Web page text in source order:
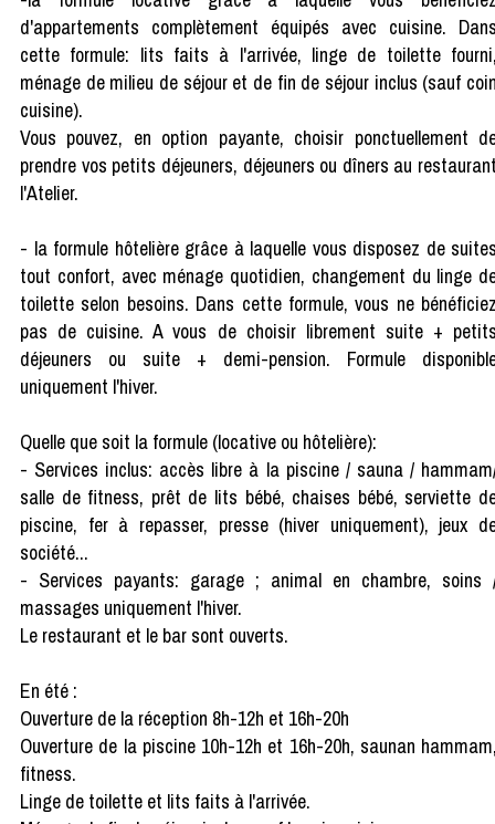
d'appartements complètement équipés avec cuisine.
cette formule: lits faits à l'arrivée, linge de toilette
ménage de milieu de séjour et de fin de séjour inclus (sauf
cuisine).
Vous pouvez, en option payante, choisir ponctuellement
prendre vos petits déjeuners, déjeuners ou dîners au
l'Atelier.
- la formule hôtelière grâce à laquelle vous disposez de
tout confort, avec ménage quotidien, changement du linge
toilette selon besoins. Dans cette formule, vous ne
pas de cuisine. A vous de choisir librement suite +
déjeuners ou suite + demi-pension. Formule
uniquement l'hiver.
Quelle que soit la formule (locative ou hôtelière):
- Services inclus: accès libre à la piscine / sauna /
salle de fitness, prêt de lits bébé, chaises bébé, serviette
piscine, fer à repasser, presse (hiver uniquement), jeux
société...
- Services payants: garage ; animal en chambre, soins
massages uniquement l'hiver.
Le restaurant et le bar sont ouverts.
En été :
Ouverture de la réception 8h-12h et 16h-20h
Ouverture de la piscine 10h-12h et 16h-20h, saunan
fitness.
Linge de toilette et lits faits à l'arrivée.